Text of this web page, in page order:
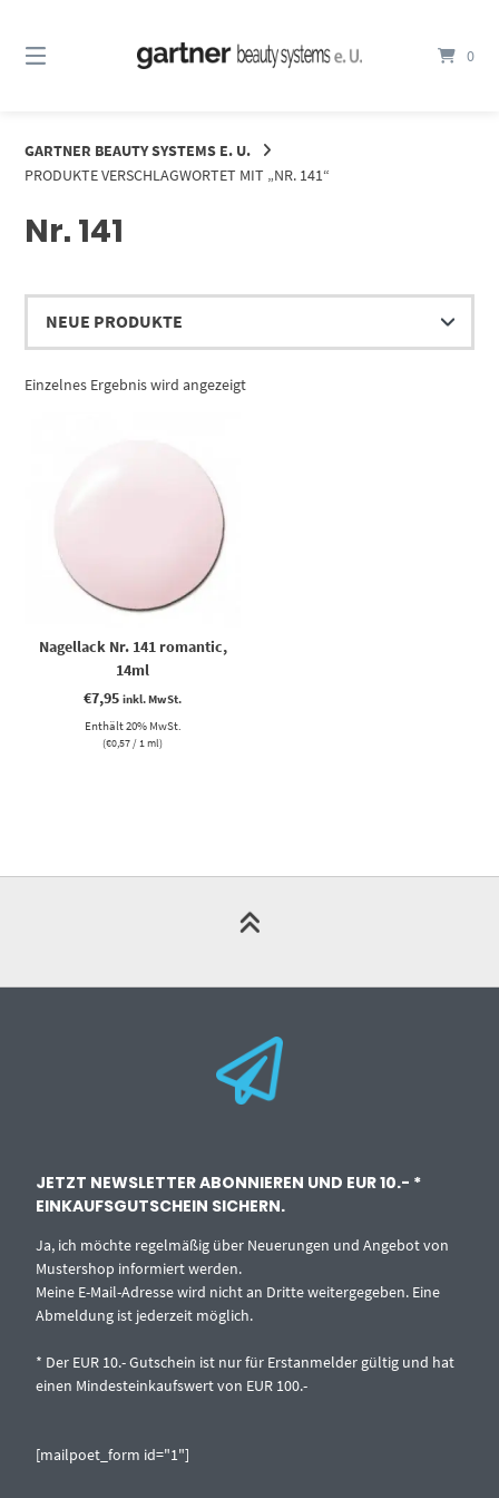
Inhalt
0
GARTNER BEAUTY SYSTEMS E. U.
PRODUKTE VERSCHLAGWORTET MIT „NR. 141“
Nr. 141
Einzelnes Ergebnis wird angezeigt
Nagellack Nr. 141 romantic,
14ml
€7,95 inkl. MwSt.
Enthält 20% MwSt.
(€0,57/ 1 ml)
JETZT NEWSLETTER ABONNIEREN UND EUR 10.- *
EINKAUFSGUTSCHEIN SICHERN.
Ja, ich möchte regelmäßig über Neuerungen und Angebot von
Mustershop informiert werden.
Meine E-Mail-Adresse wird nicht an Dritte weitergegeben. Eine
Abmeldung ist jederzeit möglich.
* Der EUR 10.- Gutschein ist nur für Erstanmelder gültig und hat
einen Mindesteinkaufswert von EUR 100.-
[mailpoet_form id="1"]